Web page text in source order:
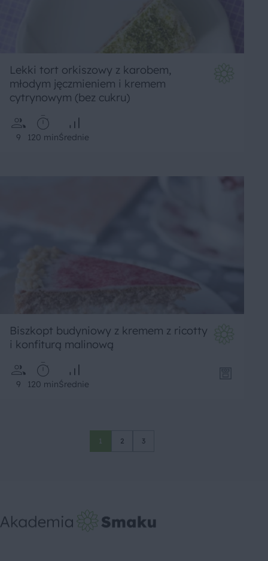
Lekki tort orkiszowy z karobem,
młodym jęczmieniem i kremem
cytrynowym (bez cukru)
9 120 minŚrednie
Biszkopt budyniowy z kremem z ricotty
i konfiturą malinową
9 120 minŚrednie
1 2 3